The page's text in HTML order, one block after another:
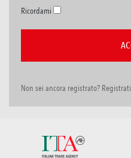
Ricordami
Non sei ancora registrato? Registrati